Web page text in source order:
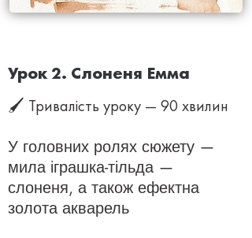
Урок 2. Слоненя Емма
🖌 Тривалість уроку — 90 хвилин
У головних ролях сюжету —
мила іграшка-тільда —
слоненя, а також ефектна
золота акварель